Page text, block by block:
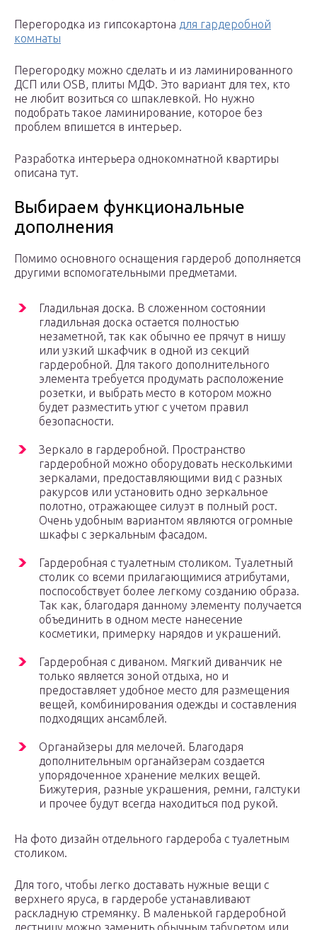
Перегородка из гипсокартона для гардеробной
комнаты
Перегородку можно сделать и из ламинированного
ДСП или OSB, плиты МДФ. Это вариант для тех, кто
не любит возиться со шпаклевкой. Но нужно
подобрать такое ламинирование, которое без
проблем впишется в интерьер.
Разработка интерьера однокомнатной квартиры
описана тут.
Выбираем функциональные
дополнения
Помимо основного оснащения гардероб дополняется
другими вспомогательными предметами.
Гладильная доска. В сложенном состоянии
гладильная доска остается полностью
незаметной, так как обычно ее прячут в нишу
или узкий шкафчик в одной из секций
гардеробной. Для такого дополнительного
элемента требуется продумать расположение
розетки, и выбрать место в котором можно
будет разместить утюг с учетом правил
безопасности.
Зеркало в гардеробной. Пространство
гардеробной можно оборудовать несколькими
зеркалами, предоставляющими вид с разных
ракурсов или установить одно зеркальное
полотно, отражающее силуэт в полный рост.
Очень удобным вариантом являются огромные
шкафы с зеркальным фасадом.
Гардеробная с туалетным столиком. Туалетный
столик со всеми прилагающимися атрибутами,
поспособствует более легкому созданию образа.
Так как, благодаря данному элементу получается
объединить в одном месте нанесение
косметики, примерку нарядов и украшений.
Гардеробная с диваном. Мягкий диванчик не
только является зоной отдыха, но и
предоставляет удобное место для размещения
вещей, комбинирования одежды и составления
подходящих ансамблей.
Органайзеры для мелочей. Благодаря
дополнительным органайзерам создается
упорядоченное хранение мелких вещей.
Бижутерия, разные украшения, ремни, галстуки
и прочее будут всегда находиться под рукой.
На фото дизайн отдельного гардероба с туалетным
столиком.
Для того, чтобы легко доставать нужные вещи с
верхнего яруса, в гардеробе устанавливают
раскладную стремянку. В маленькой гардеробной
лестницу можно заменить обычным табуретом или